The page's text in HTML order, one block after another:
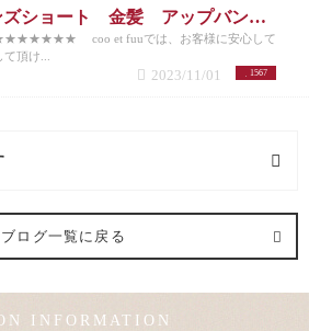
メンズショート 金髪 アップバング 10代20代30代40代50代
coo et fuuでは、お客様に安心して
頂け...
1567
2023/11/01
ブログ一覧に戻る
INFORMATION